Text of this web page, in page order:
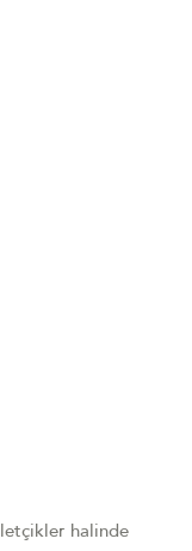
halinde